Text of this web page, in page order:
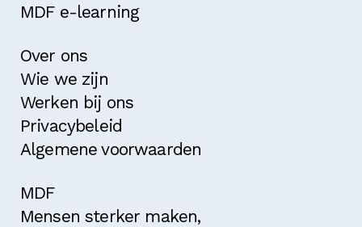
MDF e-learning
Over ons
Wie we zijn
Werken bij ons
Privacybeleid
Algemene voorwaarden
MDF
Mensen sterker maken,